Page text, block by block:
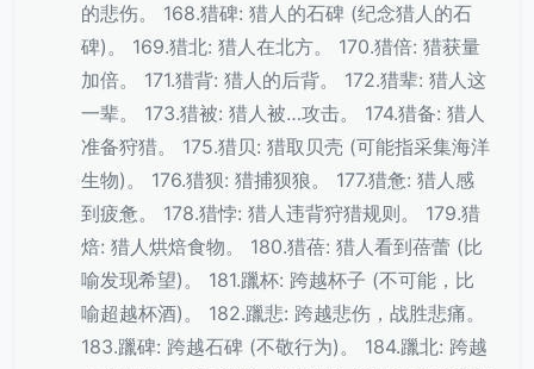
的悲伤。 168.猎碑: 猎人的石碑 (纪念猎人的石
碑)。 169.猎北: 猎人在北方。 170.猎倍: 猎获量
加倍。 171.猎背: 猎人的后背。 172.猎辈: 猎人这
一辈。 173.猎被: 猎人被…攻击。 174.猎备: 猎人
准备狩猎。 175.猎贝: 猎取贝壳 (可能指采集海洋
生物)。 176.猎狈: 猎捕狈狼。 177.猎惫: 猎人感
到疲惫。 178.猎悖: 猎人违背狩猎规则。 179.猎
焙: 猎人烘焙食物。 180.猎蓓: 猎人看到蓓蕾 (比
喻发现希望)。 181.躐杯: 跨越杯子 (不可能，比
喻超越杯酒)。 182.躐悲: 跨越悲伤，战胜悲痛。
183.躐碑: 跨越石碑 (不敬行为)。 184.躐北: 跨越